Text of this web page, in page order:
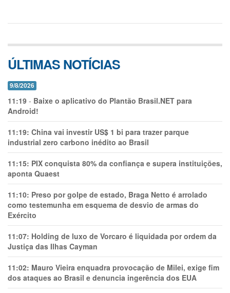
ÚLTIMAS NOTÍCIAS
9/8/2026
11:19 - Baixe o aplicativo do Plantão Brasil.NET para
Android!
11:19: China vai investir US$ 1 bi para trazer parque
industrial zero carbono inédito ao Brasil
11:15: PIX conquista 80% da confiança e supera instituições,
aponta Quaest
11:10: Preso por golpe de estado, Braga Netto é arrolado
como testemunha em esquema de desvio de armas do
Exército
11:07: Holding de luxo de Vorcaro é liquidada por ordem da
Justiça das Ilhas Cayman
11:02: Mauro Vieira enquadra provocação de Milei, exige fim
dos ataques ao Brasil e denuncia ingerência dos EUA